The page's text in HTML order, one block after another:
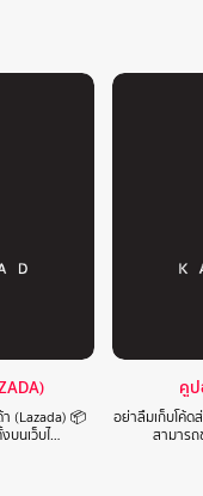
(Lazada) 📦
บนเว็บไ…
คู
อย่าลืมเก็บโค้ด
สามาร